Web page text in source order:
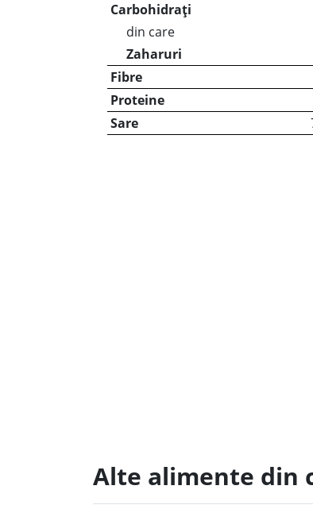
Carbohidrați
din care
Zaharuri
Fibre
Proteine
Sare
Alte alimente din